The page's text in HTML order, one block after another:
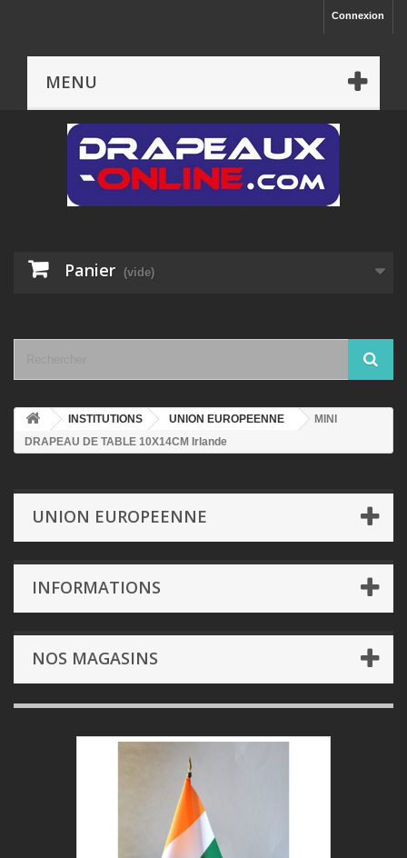
Connexion
MENU
Panier (vide)
INSTITUTIONS UNION EUROPEENNE
MINI
DRAPEAU DE TABLE 10X14CM Irlande
UNION EUROPEENNE
INFORMATIONS
NOS MAGASINS